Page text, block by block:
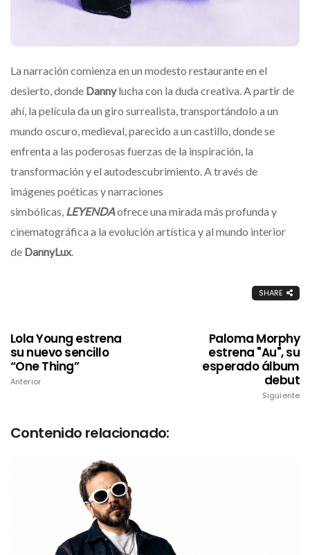
La narración comienza en un modesto restaurante en el
desierto, donde Dannylucha con la duda creativa. A partir de
ahí, la película da un giro surrealista, transportándolo a un
mundo oscuro, medieval, parecido a un castillo, donde se
enfrenta a las poderosas fuerzas de la inspiración, la
transformación y el autodescubrimiento. A través de
imágenes poéticas y narraciones
simbólicas, LEYENDAofrece una mirada más profunda y
cinematográfica a la evolución artística y al mundo interior
de DannyLux.
SHARE
Lola Young estrena
su nuevo sencillo
“One Thing”
Anterior
Paloma Morphy
estrena "Au", su
esperado álbum
debut
Siguiente
Contenido relacionado: